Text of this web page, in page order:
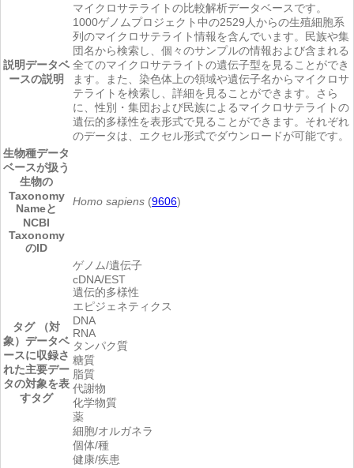
説明データベ
ースの説明
マイクロサテライトの比較解析データベースです。
1000ゲノムプロジェクト中の2529人からの生殖細胞系
列のマイクロサテライト情報を含んでいます。民族や集
団名から検索し、個々のサンプルの情報および含まれる
全てのマイクロサテライトの遺伝子型を見ることができ
ます。また、染色体上の領域や遺伝子名からマイクロサ
テライトを検索し、詳細を見ることができます。さら
に、性別・集団および民族によるマイクロサテライトの
遺伝的多様性を表形式で見ることができます。それぞれ
のデータは、エクセル形式でダウンロードが可能です。
生物種データ
ベースが扱う
生物の
Taxonomy
Nameと
NCBI
Taxonomy
のID
Homo sapiens (9606)
タグ （対
象） データベ
ースに収録さ
れた主要デー
タの対象を表
すタグ
ゲノム/遺伝子
cDNA/EST
遺伝的多様性
エピジェネティクス
DNA
RNA
タンパク質
糖質
脂質
代謝物
化学物質
薬
細胞/オルガネラ
個体/種
健康/疾患